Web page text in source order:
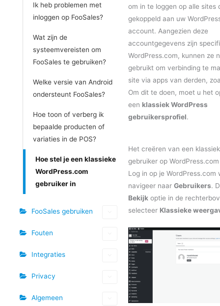
Ik heb problemen met
inloggen op FooSales?
Wat zijn de
systeemvereisten om
FooSales te gebruiken?
Welke versie van Android
ondersteunt FooSales?
Hoe toon of verberg ik
bepaalde producten of
variaties in de POS?
Hoe stel je een klassieke
WordPress.com
gebruiker in
FooSales gebruiken
Fouten
Integraties
Privacy
Algemeen
om in te loggen op alle sites
gekoppeld aan uw
account. Aangezien deze
accountgegevens zijn
WordPress.com, kunnen ze
gebruikt om verbinding te
site via apps van derden,
Om dit te doen, moet u het
een klassiek WordPress
gebruikersprofiel.
Het creëren van een
gebruiker op
Log in op je WordPress.com
navigeer naar Gebruikers.
Bekijk optie in de
selecteer Klassieke